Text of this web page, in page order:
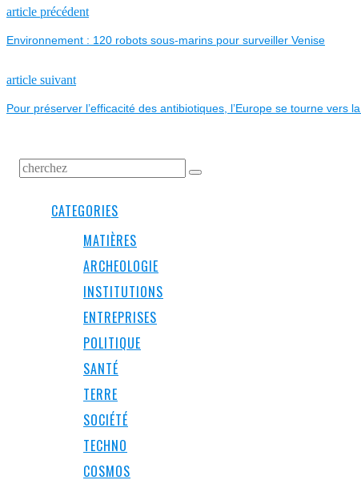
NAVIGATION
DE
L’ARTICLE
article précédentPrevious
Environnement : 120 robots sous-marins pour surveiller Venise
article suivantNext
Pour préserver l’efficacité des antibiotiques, l’Europe se tourne vers
CATEGORIES
MATIÈRES
ARCHEOLOGIE
INSTITUTIONS
ENTREPRISES
POLITIQUE
SANTÉ
TERRE
SOCIÉTÉ
TECHNO
COSMOS